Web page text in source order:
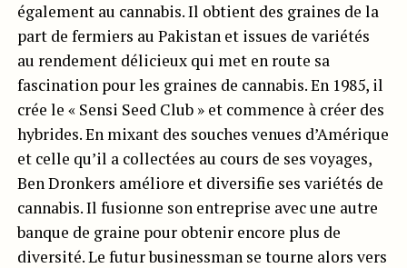
également au cannabis. Il obtient des graines de la
part de fermiers au Pakistan et issues de variétés
au rendement délicieux qui met en route sa
fascination pour les graines de cannabis. En 1985, il
crée le « Sensi Seed Club » et commence à créer des
hybrides. En mixant des souches venues d’Amérique
et celle qu’il a collectées au cours de ses voyages,
Ben Dronkers améliore et diversifie ses variétés de
cannabis. Il fusionne son entreprise avec une autre
banque de graine pour obtenir encore plus de
diversité. Le futur businessman se tourne alors vers